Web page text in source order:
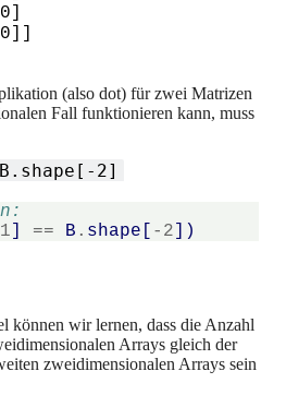
(also dot) für zwei Matrizen
Fall funktionieren kann, muss
2]
1 == B . shape - 2 ])
können wir lernen, dass die Anzahl
Arrays gleich der
zweidimensionalen Arrays sein